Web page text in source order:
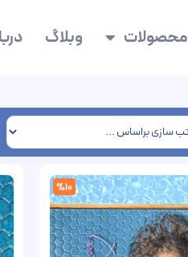
محصولات وبلاگ
%10